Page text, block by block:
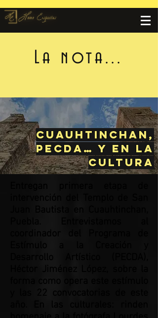
La nota...
Cuauhtinchan,
PECDA… y en la
cultura